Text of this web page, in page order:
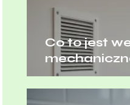
Co to jest
domu?